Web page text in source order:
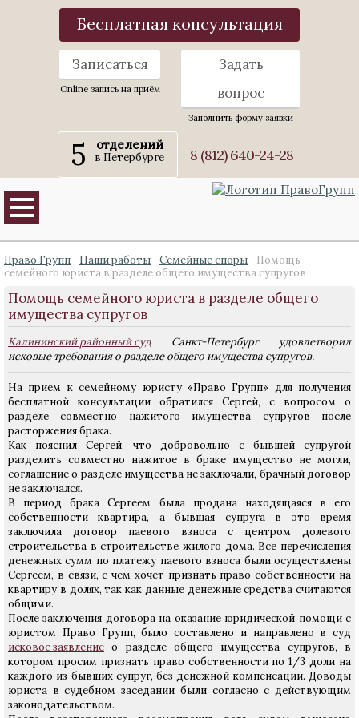
Бесплатная консультация
Записаться
Online запись на приём
Задать
вопрос
Заполнить форму заявки
5 отделений
в Петербурге 8 (812) 640-24-28
Право Групп Наши работы Семейные споры
Помощь
семейного юриста в разделе общего имущества супругов
Помощь семейного юриста в разделе общего
имущества супругов
Калининский районный суд Санкт-Петербург удовлетворил
исковые требования о разделе общего имущества супругов.
На прием к семейному юристу «Право Групп» для получения
бесплатной консультации обратился Сергей, с вопросом о
разделе совместно нажитого имущества супругов после
расторжения брака.
Как пояснил Сергей, что добровольно с бывшей супругой
разделить совместно нажитое в браке имущество не могли,
соглашение о разделе имущества не заключали, брачный договор
не заключался.
В период брака Сергеем была продана находящаяся в его
собственности квартира, а бывшая супруга в это время
заключила договор паевого взноса с центром долевого
строительства в строительстве жилого дома. Все перечисления
денежных сумм по платежу паевого взноса были осуществлены
Сергеем, в связи, с чем хочет признать право собственности на
квартиру в долях, так как данные денежные средства считаются
общими.
После заключения договора на оказание юридической помощи с
юристом Право Групп, было составлено и направлено в суд
исковое заявление о разделе общего имущества супругов, в
котором просим признать право собственности по 1/3 доли на
каждого из бывших супруг, без денежной компенсации. Доводы
юриста в судебном заседании были согласно с действующим
законодательством.